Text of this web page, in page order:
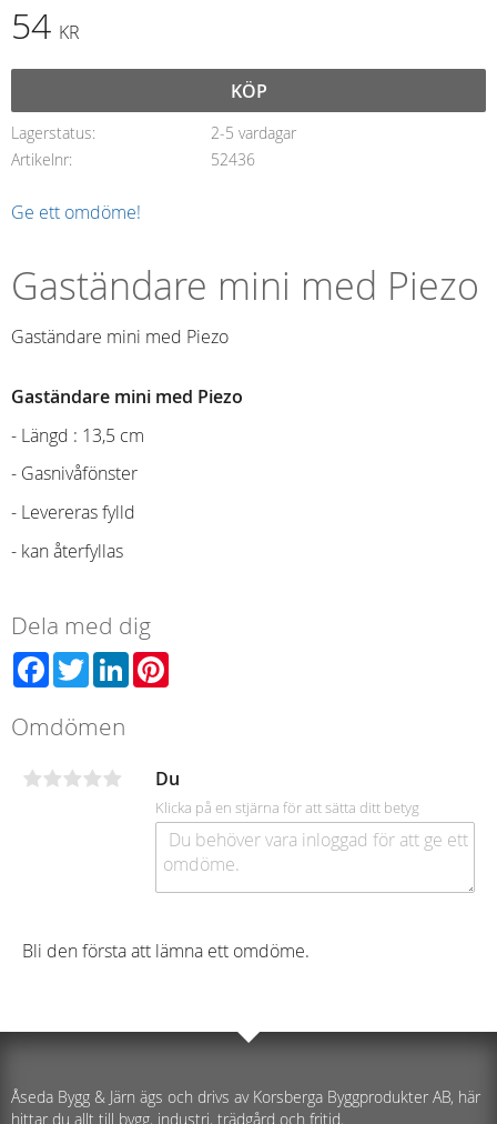
54 KR
KÖP
Lagerstatus
2-5 vardagar
Artikelnr
52436
Ge ett omdöme!
Gaständare mini med Piezo
Gaständare mini med Piezo
Gaständare mini med Piezo
- Längd : 13,5 cm
- Gasnivåfönster
- Levereras fylld
- kan återfyllas
Dela med dig
Facebook
TwitterLinkedIn
Omdömen
Du
Klicka på en stjärna för att sätta ditt betyg
Bli den första att lämna ett omdöme.
Åseda Bygg & Järn ägs och drivs av Korsberga Byggprodukter AB, här
hittar du allt till bygg, industri, trädgård och fritid.